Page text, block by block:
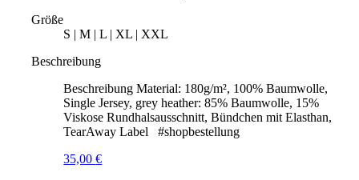
Größe
S | M | L | XL | XXL
Beschreibung
Beschreibung Material: 180g/m², 100% Baumwolle,
Single Jersey, grey heather: 85% Baumwolle, 15%
Viskose Rundhalsausschnitt, Bündchen mit Elasthan,
TearAway Label #shopbestellung
35,00€